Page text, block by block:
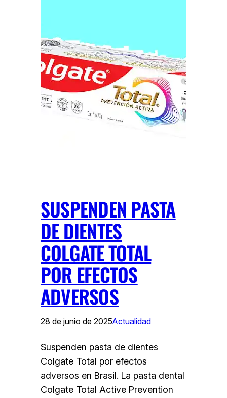
SUSPENDEN PASTA
DE DIENTES
COLGATE TOTAL
POR EFECTOS
ADVERSOS
28 de junio de 2025Actualidad
Suspenden pasta de dientes
Colgate Total por efectos
adversos en Brasil. La pasta dental
Colgate Total Active Prevention